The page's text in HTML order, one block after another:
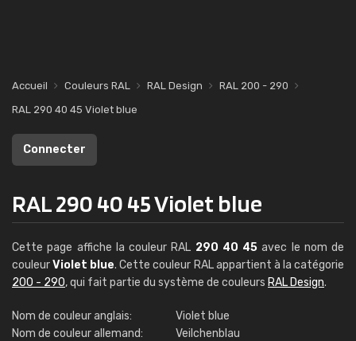
Accueil Couleurs RAL RAL Design
RAL 200 - 290
RAL 290 40 45 Violet blue
Connecter
RAL 290 40 45 Violet blue
Cette page affiche la couleur RAL 290 40 45 avec le nom de
couleurViolet blue. Cette couleur RAL appartient à la catégorie
200 - 290, qui fait partie du système de couleurs RAL Design.
Nom de couleur anglais:
Violet blue
Nom de couleur allemand:
Veilchenblau